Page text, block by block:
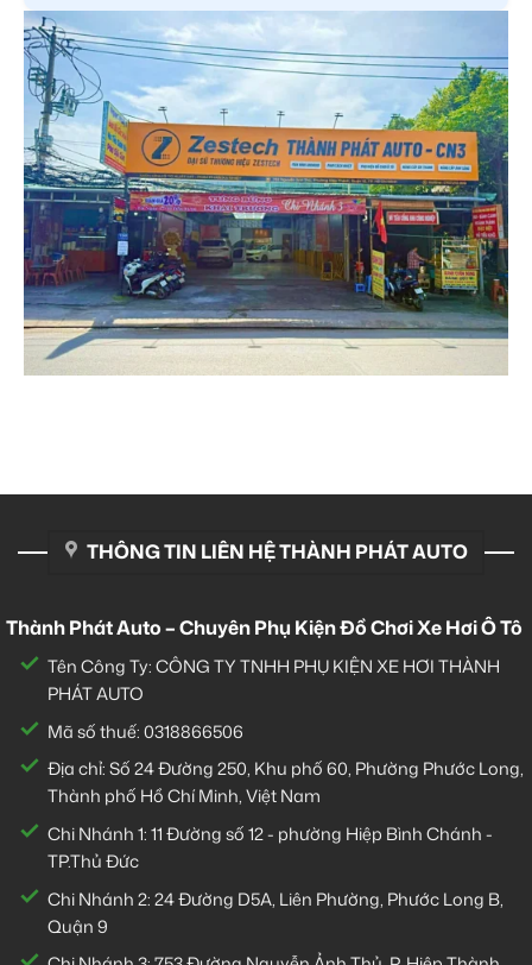
THÔNG TIN LIÊN HỆ THÀNH PHÁT AUTO
Thành Phát Auto – Chuyên Phụ Kiện Đồ Chơi Xe Hơi Ô Tô
Tên Công Ty: CÔNG TY TNHH PHỤ KIỆN XE HƠI THÀNH
PHÁT AUTO
Mã số thuế: 0318866506
Địa chỉ: Số 24 Đường 250, Khu phố 60, Phường Phước Long,
Thành phố Hồ Chí Minh, Việt Nam
Chi Nhánh 1:11 Đường số 12 - phường Hiệp Bình Chánh -
TP.Thủ Đức
Chi Nhánh 2:24 Đường D5A, Liên Phường, Phước Long B,
Quận 9